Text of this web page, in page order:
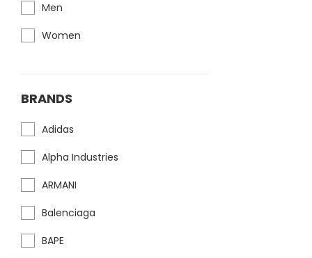
Men
Women
BRANDS
Adidas
Alpha Industries
ARMANI
Balenciaga
BAPE